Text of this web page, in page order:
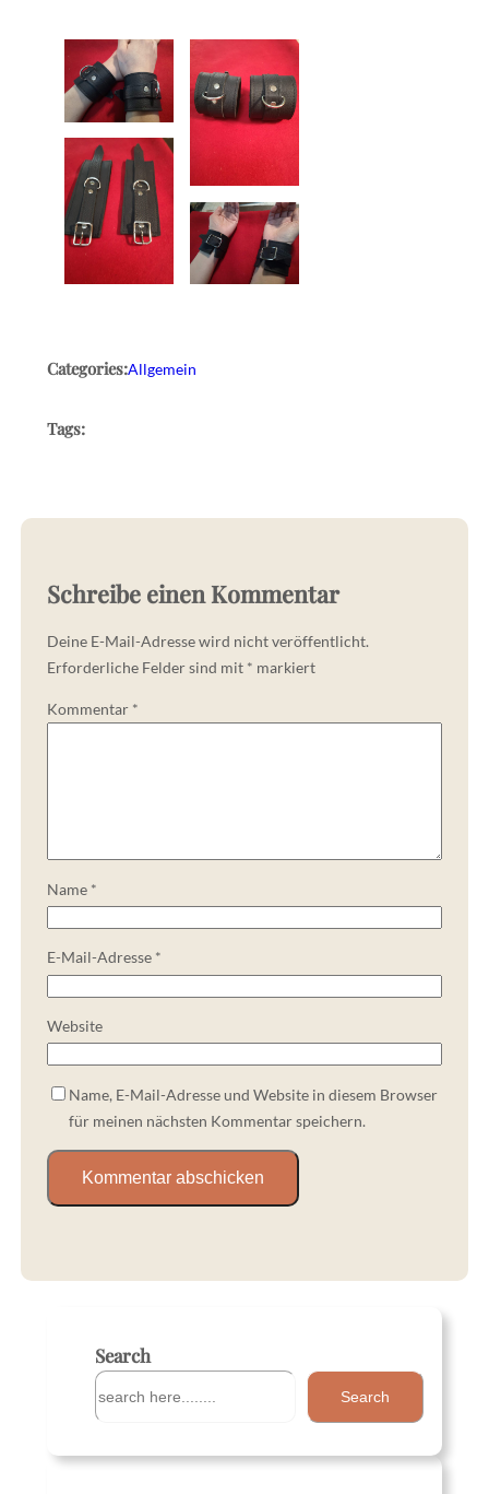
Categories:Allgemein
Tags:
Schreibe einen Kommentar
Deine E-Mail-Adresse wird nicht veröffentlicht.
Erforderliche Felder sind mit * markiert
Kommentar *
Name *
E-Mail-Adresse *
Website
Name, E-Mail-Adresse und Website in diesem Browser
für meinen nächsten Kommentar speichern.
Search
S
u
h
Search